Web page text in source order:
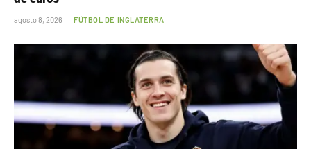
agosto 8, 2026 FÚTBOL DE INGLATERRA